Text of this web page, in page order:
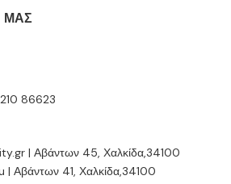
ΜΑΣ
86623
| Αβάντων 45, Χαλκίδα,34100
Αβάντων 41, Χαλκίδα,34100